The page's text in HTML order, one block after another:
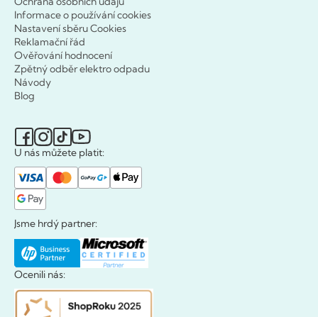
Informace o používání cookies
Nastavení sběru Cookies
Reklamační řád
Ověřování hodnocení
Zpětný odběr elektro odpadu
Návody
Blog
U nás můžete platit:
Jsme hrdý partner:
Ocenili nás: